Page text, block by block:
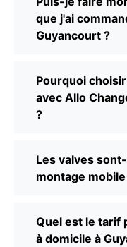
que j'ai
Guyancourt ?
Pourquoi
avec Allo
?
Les valves
montage
Quel est le tarif
à domicile à